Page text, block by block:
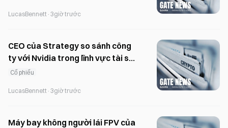
LucasBennett · 3giờ trước
CEO của Strategy so sánh công
ty với Nvidia trong lĩnh vực tài sản
kỹ thuật số
Cổ phiếu
LucasBennett · 3giờ trước
Máy bay không người lái FPV của